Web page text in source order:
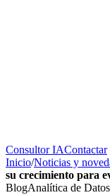
Consultor IAContactar
Inicio/Noticias y
su crecimiento para
BlogAnalítica de Datos